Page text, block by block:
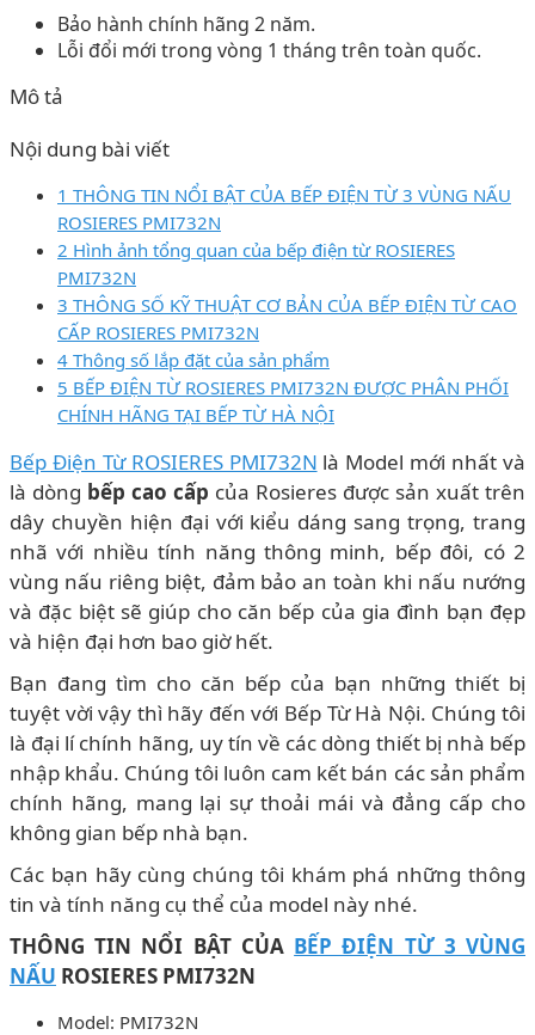
Bảo hành chính hãng 2 năm.
Lỗi đổi mới trong vòng 1 tháng trên toàn quốc.
Mô tả
Nội dung bài viết
1 THÔNG TIN NỔI BẬT CỦA BẾP ĐIỆN TỪ 3 VÙNG NẤU
ROSIERES PMI732N
2 Hình ảnh tổng quan của bếp điện từ ROSIERES
PMI732N
3 THÔNG SỐ KỸ THUẬT CƠ BẢN CỦA BẾP ĐIỆN TỪ CAO
CẤP ROSIERES PMI732N
4 Thông số lắp đặt của sản phẩm
5 BẾP ĐIỆN TỪ ROSIERES PMI732N ĐƯỢC PHÂN PHỐI
CHÍNH HÃNG TẠI BẾP TỪ HÀ NỘI
Bếp Điện Từ ROSIERES PMI732N là Model mới nhất và
là dòng bếp cao cấp của Rosieres được sản xuất trên
dây chuyền hiện đại với kiểu dáng sang trọng, trang
nhã với nhiều tính năng thông minh, bếp đôi, có 2
vùng nấu riêng biệt, đảm bảo an toàn khi nấu nướng
và đặc biệt sẽ giúp cho căn bếp của gia đình bạn đẹp
và hiện đại hơn bao giờ hết.
Bạn đang tìm cho căn bếp của bạn những thiết bị
tuyệt vời vậy thì hãy đến với Bếp Từ Hà Nội. Chúng tôi
là đại lí chính hãng, uy tín về các dòng thiết bị nhà bếp
nhập khẩu. Chúng tôi luôn cam kết bán các sản phẩm
chính hãng, mang lại sự thoải mái và đẳng cấp cho
không gian bếp nhà bạn.
Các bạn hãy cùng chúng tôi khám phá những thông
tin và tính năng cụ thể của model này nhé.
THÔNG TIN NỔI BẬT CỦA BẾP ĐIỆN TỪ 3 VÙNG
NẤU ROSIERES PMI732N
Model: PMI732N